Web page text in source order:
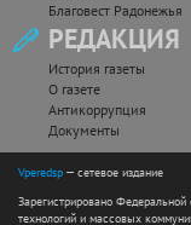
Благовест Радонежья
РЕДАКЦИЯ
История газеты
О газете
Антикоррупция
Документы
Vperedsp — сетевое издание
Зарегистрировано
технологий и массовых